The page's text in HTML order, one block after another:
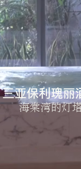
三亚保利瑰丽
海棠湾的灯